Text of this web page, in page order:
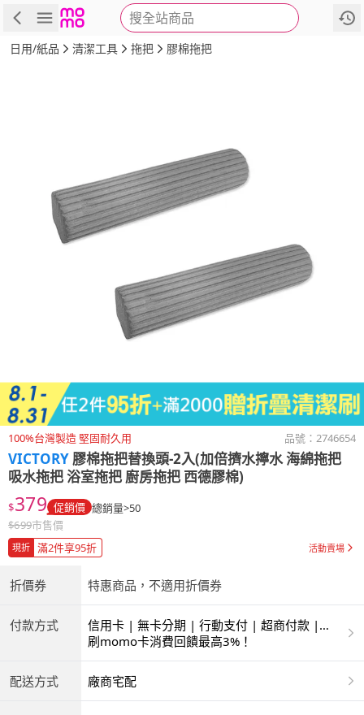
搜全站商品
商品 評價 詳情
日用/紙品 清潔工具 拖把 膠棉拖把
100%台灣製造 堅固耐久用 品號： 2746654
VICTORY膠棉拖把替換頭-2入(加倍擠水擰水 海綿拖把
吸水拖把 浴室拖把 廚房拖把 西德膠棉)
$379 促銷價 總銷量>50
$699市售價
現折 滿2件享95折 活動賣場
折價券 特惠商品，不適用折價券
付款方式
信用卡 | 無卡分期 | 行動支付 | 超商付款 |
ATM | 銀聯卡
刷momo卡消費回饋最高3%！
配送方式 廠商宅配